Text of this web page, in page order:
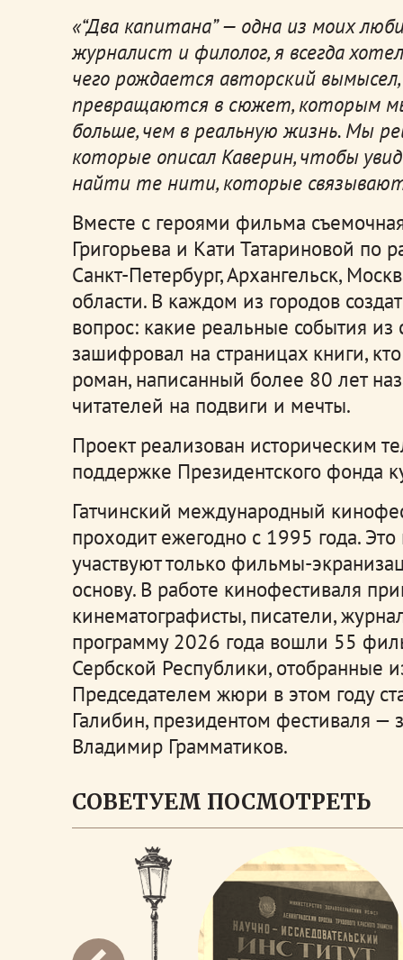
«“Два капитана”— одна из моих
журналист и филолог, я всегда
чего рождается авторский
превращаются в сюжет, которым
больше, чем в реальную жизнь. Мы
которые описал Каверин, чтобы
найти те нити, которые
Вместе с героями фильма
Григорьева и Кати Татариновой по
Санкт-Петербург, Архангельск,
области. В каждом из городов
вопрос: какие реальные события
зашифровал на страницах книги,
роман, написанный более 80 лет
читателей на подвиги и мечты.
Проект реализован историческим
поддержке Президентского фонда
Гатчинский международный
проходит ежегодно с 1995 года.
участвуют только фильмы-
основу. В работе кинофестиваля
кинематографисты, писатели,
программу 2026 года вошли 55
Сербской Республики, отобранные
Председателем жюри в этом году
Галибин, президентом фестиваля —
Владимир Грамматиков.
СОВЕТУЕМ ПОСМОТРЕТЬ